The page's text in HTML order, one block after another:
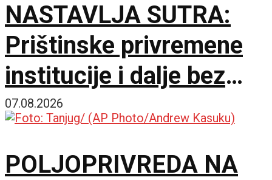
NASTAVLJA SUTRA:
Prištinske privremene
institucije i dalje bez
dogovora o predsedniku
07.08.2026
POLJOPRIVREDA NA